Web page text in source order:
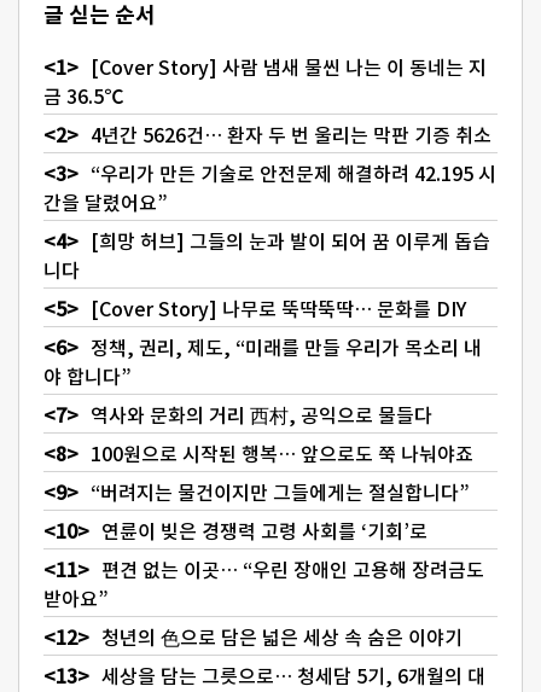
글 싣는 순서
[Cover Story] 사람 냄새 물씬 나는 이 동네는 지
금 36.5℃
4년간 5626건… 환자 두 번 울리는 막판 기증 취소
“우리가 만든 기술로 안전문제 해결하려 42.195 시
간을 달렸어요”
[희망 허브] 그들의 눈과 발이 되어 꿈 이루게 돕습
니다
[Cover Story] 나무로 뚝딱뚝딱… 문화를 DIY
정책, 권리, 제도, “미래를 만들 우리가 목소리 내
야 합니다”
역사와 문화의 거리 西村, 공익으로 물들다
100원으로 시작된 행복… 앞으로도 쭉 나눠야죠
“버려지는 물건이지만 그들에게는 절실합니다”
연륜이 빚은 경쟁력 고령 사회를 ‘기회’로
편견 없는 이곳… “우린 장애인 고용해 장려금도
받아요”
청년의 色으로 담은 넓은 세상 속 숨은 이야기
세상을 담는 그릇으로… 청세담 5기, 6개월의 대